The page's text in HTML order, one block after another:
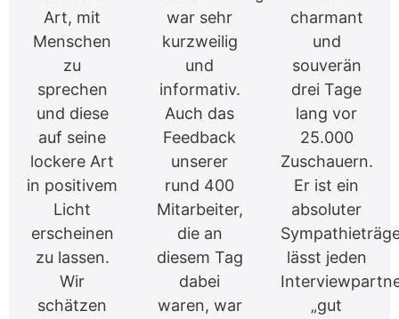
Art, mit
Menschen
zu
sprechen
und diese
auf seine
lockere Art
in positivem
Licht
erscheinen
zu lassen.
Wir
schätzen
war sehr
kurzweilig
und
informativ.
Auch das
Feedback
unserer
rund 400
Mitarbeiter,
die an
diesem Tag
dabei
waren, war
charmant
und
souverän
drei Tage
lang vor
25.000
Zuschauern.
Er ist ein
absoluter
lässt jeden
„gut